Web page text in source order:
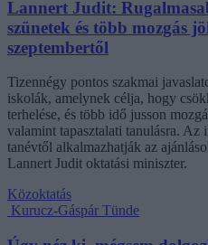
Lannert Judit:
szünetek és több mozgás
szeptembertől
Tizennégy pontos szakmai
iskolák, amelynek célja, hogy
terhelése, és több idő jusson
valamint tapasztalati tanulásra. Az
tanévtől alkalmazhatják az
Lannert Judit oktatási miniszter.
Közoktatás
Kurucz-Gáspár Tünde